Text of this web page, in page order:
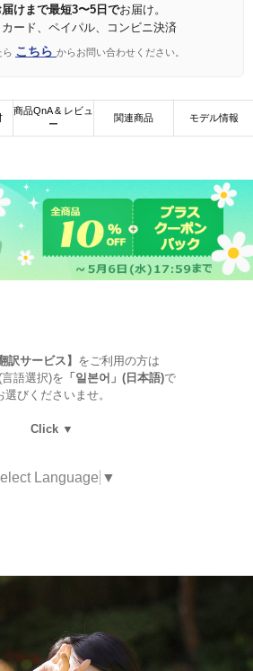
けまで最短3〜5日でお届け。
ード、ペイパル、コンビニ決済
ら こちら からお問い合わせください。
商品QnA & レビュ
ー
関連商品 モデル情報
訳サービス】 をご利用の方は
言語選択)を 「일본어」(日本語)で
選びくださいませ。
Click ▼
Language ▼